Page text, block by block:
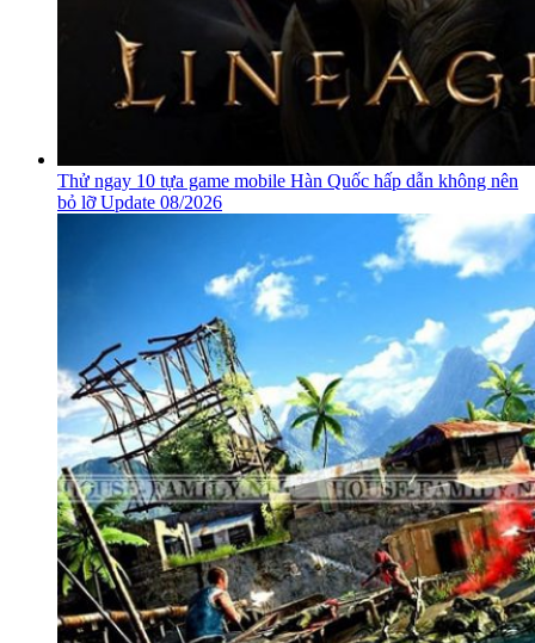
Thử ngay 10 tựa game mobile Hàn Quốc hấp dẫn không nên
bỏ lỡ Update 08/2026